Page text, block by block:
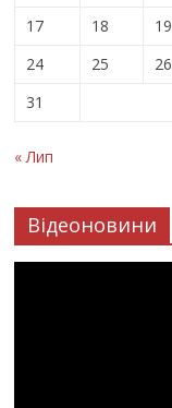
17
18 19
24
25 26
31
« Лип
Відеоновини